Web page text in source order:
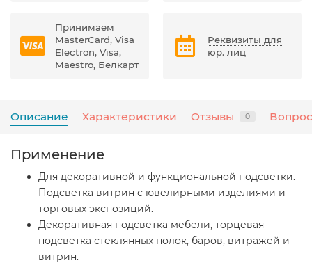
Принимаем
MasterCard, Visa
Electron, Visa,
Maestro, Белкарт
Реквизиты для
юр. лиц
Описание Характеристики Отзывы 0
Применение
Для декоративной и функциональной подсветки.
Подсветка витрин с ювелирными изделиями и
торговых экспозиций.
Декоративная подсветка мебели, торцевая
подсветка стеклянных полок, баров, витражей и
витрин.